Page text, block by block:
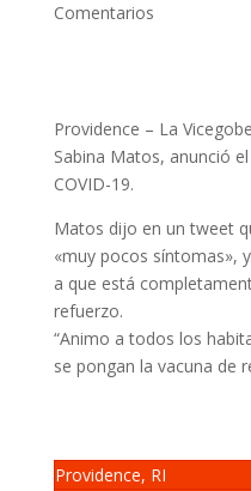
Comentarios
Providence – La
Sabina Matos, anunció
COVID-19.
Matos dijo en un tweet
«muy pocos síntomas»,
a que está
refuerzo.
“Animo a todos los
se pongan la vacuna de
Providence, RI